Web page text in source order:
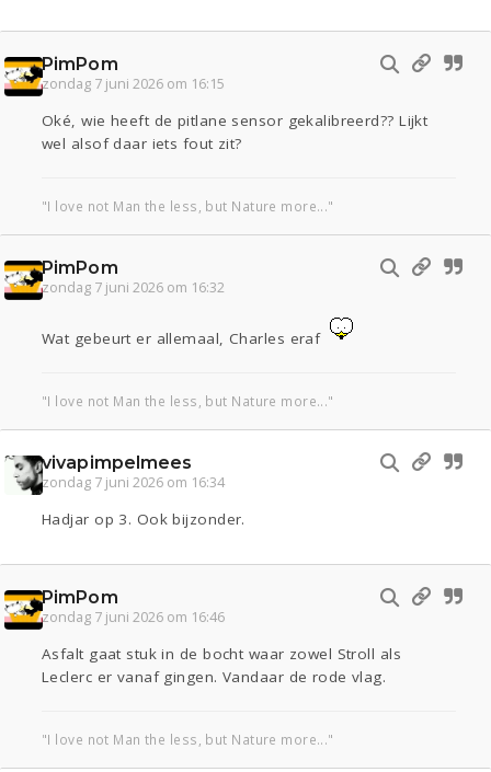
PimPom
zondag 7 juni 2026 om 16:15
Oké, wie heeft de pitlane sensor gekalibreerd?? Lijkt
wel alsof daar iets fout zit?
"I love not Man the less, but Nature more..."
PimPom
zondag 7 juni 2026 om 16:32
Wat gebeurt er allemaal, Charles eraf
"I love not Man the less, but Nature more..."
vivapimpelmees
zondag 7 juni 2026 om 16:34
Hadjar op 3. Ook bijzonder.
PimPom
zondag 7 juni 2026 om 16:46
Asfalt gaat stuk in de bocht waar zowel Stroll als
Leclerc er vanaf gingen. Vandaar de rode vlag.
"I love not Man the less, but Nature more..."